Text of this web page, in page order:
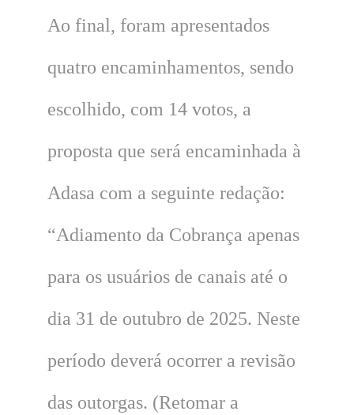
Ao final, foram apresentados
quatro encaminhamentos, sendo
escolhido, com 14 votos, a
proposta que será encaminhada à
Adasa com a seguinte redação:
“Adiamento da Cobrança apenas
para os usuários de canais até o
dia 31 de outubro de 2025. Neste
período deverá ocorrer a revisão
das outorgas. (Retomar a